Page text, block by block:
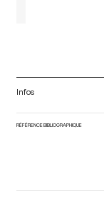
Infos
RÉFÉRENCE BIBLIOGRAPHIQUE